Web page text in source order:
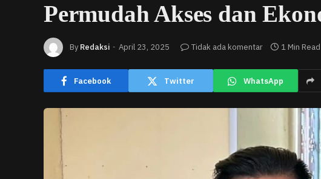
Permudah Akses dan
By Redaksi April 23, 2025 Tidak ada komentar 1 Min Read
Facebook Twitter WhatsApp